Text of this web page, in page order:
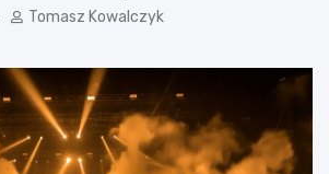
Tomasz Kowalczyk